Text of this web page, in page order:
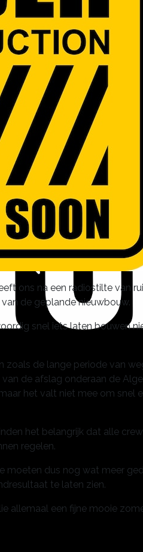
ons na een radiostilte van
de geplande nieuwbouw.
snel iets laten bouwen
zoals de lange periode van
de afslag onderaan de
het valt niet mee om snel
het belangrijk dat alle
regelen.
moeten dus nog wat meer
te laten zien.
allemaal een fijne mooie